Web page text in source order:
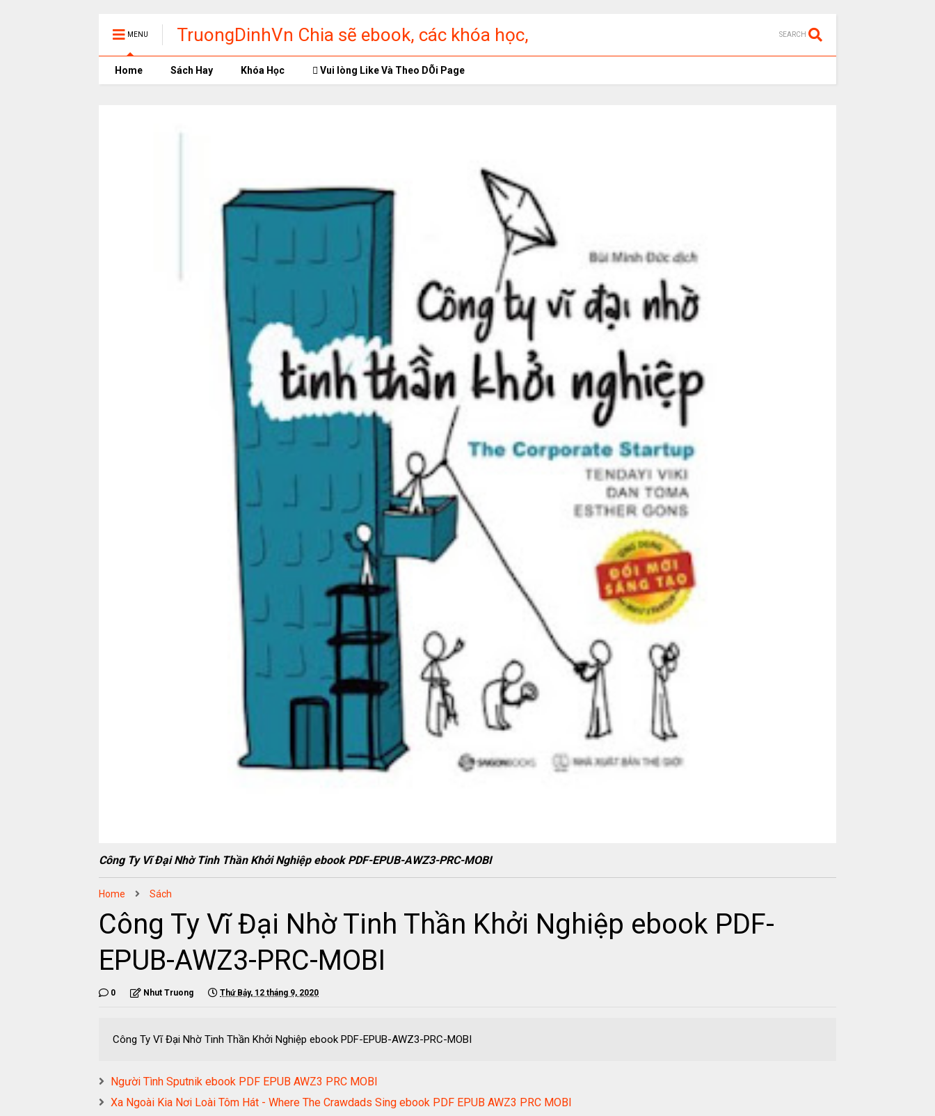
MENU
TruongDinhVn Chia sẽ ebook, các khóa học,
phần mềm học tập miễn phí
SEARCH
Home Sách Hay Khóa Học Vui lòng Like Và Theo DÕi Page
Công Ty Vĩ Đại Nhờ Tinh Thần Khởi Nghiệp ebook PDF-EPUB-AWZ3-PRC-MOBI
Home Sách
Công Ty Vĩ Đại Nhờ Tinh Thần Khởi Nghiệp ebook PDF-
EPUB-AWZ3-PRC-MOBI
0 Nhut Truong Thứ Bảy, 12 tháng 9, 2020
Công Ty Vĩ Đại Nhờ Tinh Thần Khởi Nghiệp ebook PDF-EPUB-AWZ3-PRC-MOBI
Người Tình Sputnik ebook PDF EPUB AWZ3 PRC MOBI
Xa Ngoài Kia Nơi Loài Tôm Hát - Where The Crawdads Sing ebook PDF EPUB AWZ3 PRC MOBI